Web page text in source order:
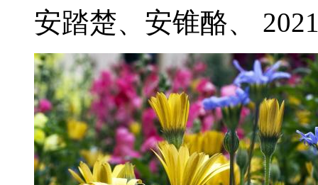
安踏楚、安锥酪、